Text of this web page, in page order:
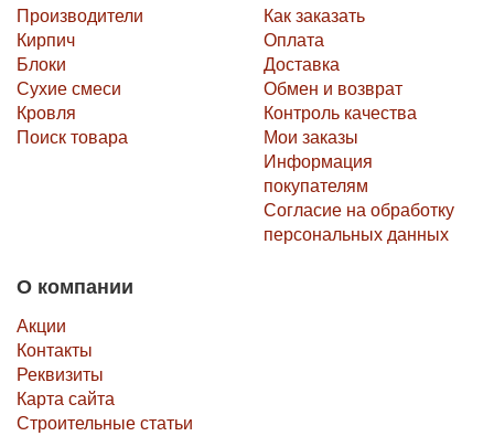
Производители
Кирпич
Блоки
Сухие смеси
Кровля
Поиск товара
Как заказать
Оплата
Доставка
Обмен и возврат
Контроль качества
Мои заказы
Информация
покупателям
Согласие на обработку
персональных данных
О компании
Акции
Контакты
Реквизиты
Карта сайта
Строительные статьи